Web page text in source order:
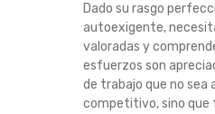
Dado su rasgo
autoexigente,
valoradas y
esfuerzos son
de trabajo que no sea
competitivo, sino que